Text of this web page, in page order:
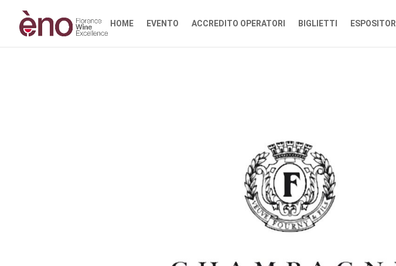
HOME EVENTO ACCREDITO OPERATORI BIGLIETTI ESPOSITORI